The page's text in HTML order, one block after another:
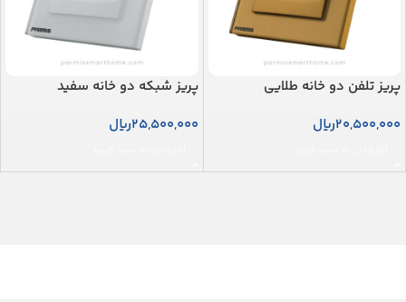
پریز تلفن دو خانه طلایی
20,500,000ریال
پریز شبکه دو خانه سفید
25,500,000ریال